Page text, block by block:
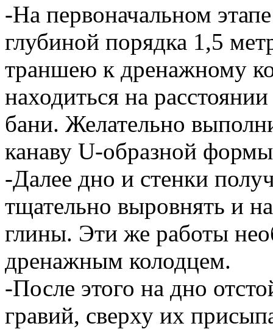
-На первоначальном
глубиной порядка 1,5
траншею к дренажному
находиться на
бани. Желательно
канаву U-образной
-Далее дно и стенки
тщательно выровнять и
глины. Эти же работы
дренажным колодцем.
-После этого на дно
гравий, сверху их